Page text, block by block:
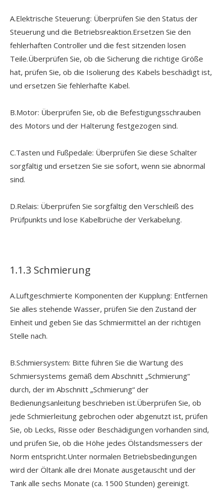
A.Elektrische Steuerung: Überprüfen Sie den Status der
Steuerung und die Betriebsreaktion.Ersetzen Sie den
fehlerhaften Controller und die fest sitzenden losen
Teile.Überprüfen Sie, ob die Sicherung die richtige Größe
hat, prüfen Sie, ob die Isolierung des Kabels beschädigt ist,
und ersetzen Sie fehlerhafte Kabel.
B.Motor: Überprüfen Sie, ob die Befestigungsschrauben
des Motors und der Halterung festgezogen sind.
C.Tasten und Fußpedale: Überprüfen Sie diese Schalter
sorgfältig und ersetzen Sie sie sofort, wenn sie abnormal
sind.
D.Relais: Überprüfen Sie sorgfältig den Verschleiß des
Prüfpunkts und lose Kabelbrüche der Verkabelung.
1.1.3 Schmierung
A.Luftgeschmierte Komponenten der Kupplung: Entfernen
Sie alles stehende Wasser, prüfen Sie den Zustand der
Einheit und geben Sie das Schmiermittel an der richtigen
Stelle nach.
B.Schmiersystem: Bitte führen Sie die Wartung des
Schmiersystems gemäß dem Abschnitt „Schmierung“
durch, der im Abschnitt „Schmierung“ der
Bedienungsanleitung beschrieben ist.Überprüfen Sie, ob
jede Schmierleitung gebrochen oder abgenutzt ist, prüfen
Sie, ob Lecks, Risse oder Beschädigungen vorhanden sind,
und prüfen Sie, ob die Höhe jedes Ölstandsmessers der
Norm entspricht.Unter normalen Betriebsbedingungen
wird der Öltank alle drei Monate ausgetauscht und der
Tank alle sechs Monate (ca. 1500 Stunden) gereinigt.